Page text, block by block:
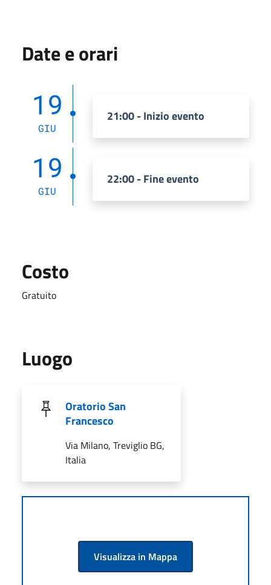
Date e orari
19
GIU
21:00 - Inizio evento
19
GIU
22:00 - Fine evento
Costo
Gratuito
Luogo
Oratorio San
Francesco
Via Milano, Treviglio BG,
Italia
Visualizza in Mappa